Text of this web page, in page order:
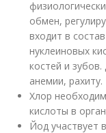
обмен,
входит в
нуклеиновых
костей и
анемии, рахиту.
Хлор
кислоты в
Йод участвует